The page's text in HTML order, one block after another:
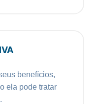
benefícios,
ela pode tratar